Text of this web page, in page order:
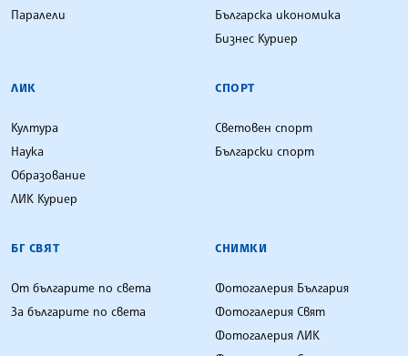
Паралели
Българска икономика
Бизнес Куриер
ЛИК
Култура
Наука
Образование
ЛИК Куриер
СПОРТ
Световен спорт
Български спорт
БГ СВЯТ
От българите по света
За българите по света
СНИМКИ
Фотогалерия България
Фотогалерия Свят
Фотогалерия ЛИК